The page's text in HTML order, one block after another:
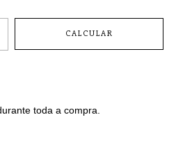
CALCULAR
toda a compra.